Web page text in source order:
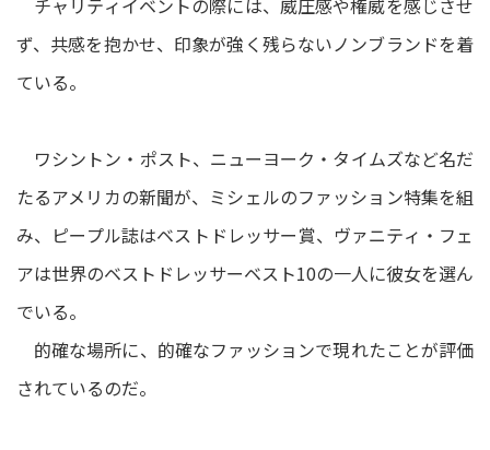
チャリティイベントの際には、威圧感や権威を感じさせ
ず、共感を抱かせ、印象が強く残らないノンブランドを着
ている。
ワシントン・ポスト、ニューヨーク・タイムズなど名だ
たるアメリカの新聞が、ミシェルのファッション特集を組
み、ピープル誌はベストドレッサー賞、ヴァニティ・フェ
アは世界のベストドレッサーベスト10の一人に彼女を選ん
でいる。
的確な場所に、的確なファッションで現れたことが評価
されているのだ。